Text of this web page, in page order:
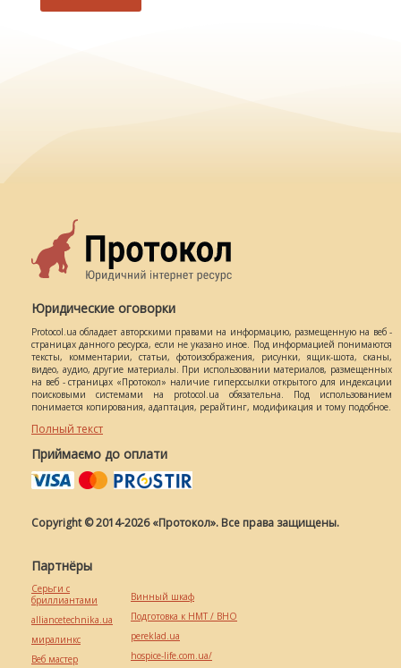
Юридические оговорки
Protocol.ua обладает авторскими правами на информацию, размещенную на веб -
страницах данного ресурса, если не указано иное. Под информацией понимаются
тексты, комментарии, статьи, фотоизображения, рисунки, ящик-шота, сканы,
видео, аудио, другие материалы. При использовании материалов, размещенных
на веб - страницах «Протокол» наличие гиперссылки открытого для индексации
поисковыми системами на protocol.ua обязательна. Под использованием
понимается копирования, адаптация, рерайтинг, модификация и тому подобное.
Полный текст
Приймаємо до оплати
Copyright © 2014-2026 «Протокол». Все права защищены.
Партнёры
Серьги с
бриллиантами
alliancetechnika.ua
миралинкс
Веб мастер
Винный шкаф
Подготовка к НМТ / ВНО
pereklad.ua
hospice-life.com.ua/